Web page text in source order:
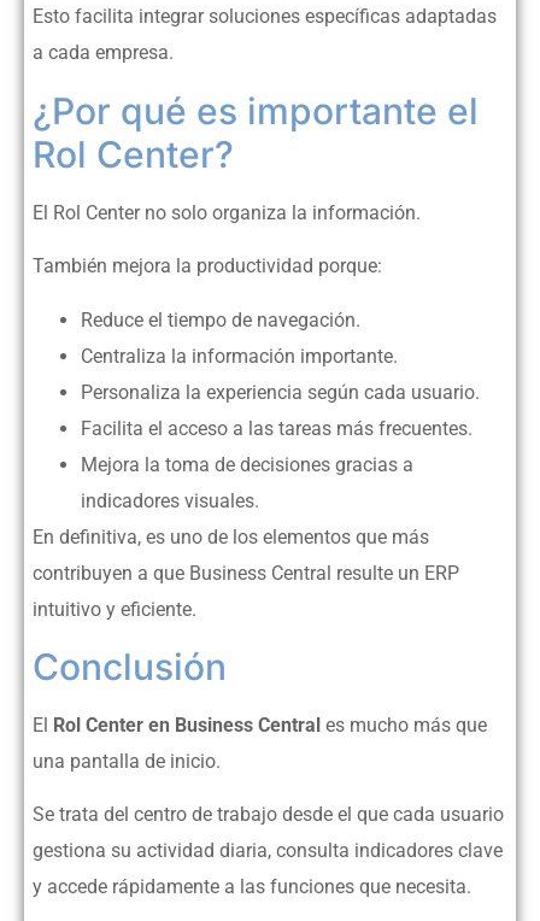
Esto facilita integrar soluciones específicas adaptadas
a cada empresa.
¿Por qué es importante el
Rol Center?
El Rol Center no solo organiza la información.
También mejora la productividad porque:
Reduce el tiempo de navegación.
Centraliza la información importante.
Personaliza la experiencia según cada usuario.
Facilita el acceso a las tareas más frecuentes.
Mejora la toma de decisiones gracias a
indicadores visuales.
En definitiva, es uno de los elementos que más
contribuyen a que Business Central resulte un ERP
intuitivo y eficiente.
Conclusión
El Rol Center en Business Central es mucho más que
una pantalla de inicio.
Se trata del centro de trabajo desde el que cada usuario
gestiona su actividad diaria, consulta indicadores clave
y accede rápidamente a las funciones que necesita.